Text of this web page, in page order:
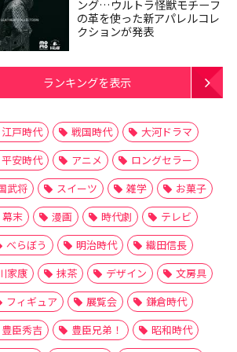
ング…ウルトラ怪獣モチーフ
の革を使った新アパレルコレ
クションが発表
ランキングを表示
江戸時代 戦国時代
大河ドラマ
平安時代
アニメ
ロングセラー
武将
スイーツ 雑学
お菓子
幕末
漫画 時代劇
テレビ
べらぼう
明治時代
織田信長
家康
抹茶 デザイン
文房具
フィギュア
展覧会
鎌倉時代
豊臣秀吉
豊臣兄弟！
昭和時代